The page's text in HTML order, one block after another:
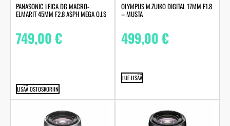
PANASONIC LEICA DG MACRO-
ELMARIT 45MM F2.8 ASPH MEGA O.I.S
749,00€
LISÄÄ OSTOSKORIIN
OLYMPUS M.ZUIKO DIGITAL 17MM F1.8
– MUSTA
499,00€
LUE LISÄÄ